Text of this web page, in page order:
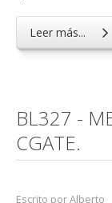
Leer más...
BL327 -
CGATE.
Escrito por Alberto